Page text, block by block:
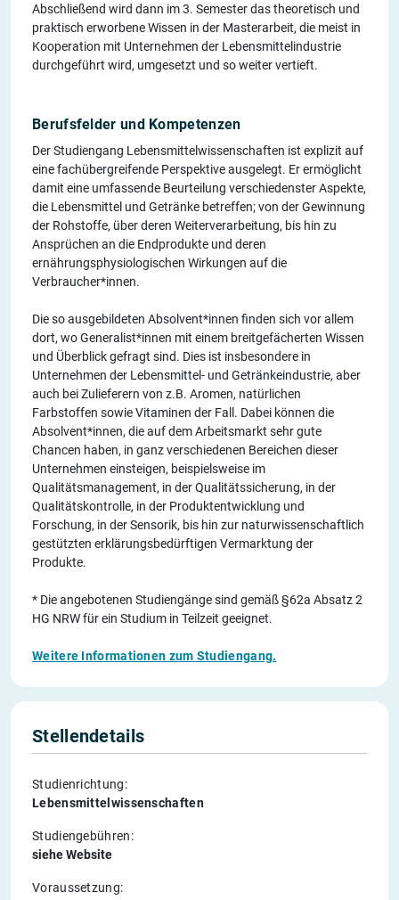
Abschließend wird dann im 3. Semester das theoretisch und
praktisch erworbene Wissen in der Masterarbeit, die meist in
Kooperation mit Unternehmen der Lebensmittelindustrie
durchgeführt wird, umgesetzt und so weiter vertieft.
Berufsfelder und Kompetenzen
Der Studiengang Lebensmittelwissenschaften ist explizit auf
eine fachübergreifende Perspektive ausgelegt. Er ermöglicht
damit eine umfassende Beurteilung verschiedenster Aspekte,
die Lebensmittel und Getränke betreffen; von der Gewinnung
der Rohstoffe, über deren Weiterverarbeitung, bis hin zu
Ansprüchen an die Endprodukte und deren
ernährungsphysiologischen Wirkungen auf die
Verbraucher*innen.
Die so ausgebildeten Absolvent*innen finden sich vor allem
dort, wo Generalist*innen mit einem breitgefächerten Wissen
und Überblick gefragt sind. Dies ist insbesondere in
Unternehmen der Lebensmittel- und Getränkeindustrie, aber
auch bei Zulieferern von z.B. Aromen, natürlichen
Farbstoffen sowie Vitaminen der Fall. Dabei können die
Absolvent*innen, die auf dem Arbeitsmarkt sehr gute
Chancen haben, in ganz verschiedenen Bereichen dieser
Unternehmen einsteigen, beispielsweise im
Qualitätsmanagement, in der Qualitätssicherung, in der
Qualitätskontrolle, in der Produktentwicklung und
Forschung, in der Sensorik, bis hin zur naturwissenschaftlich
gestützten erklärungsbedürftigen Vermarktung der
Produkte.
* Die angebotenen Studiengänge sind gemäß §62a Absatz 2
HG NRW für ein Studium in Teilzeit geeignet.
Weitere Informationen zum Studiengang.
Stellendetails
Studienrichtung:
Lebensmittelwissenschaften
Studiengebühren:
siehe Website
Voraussetzung: